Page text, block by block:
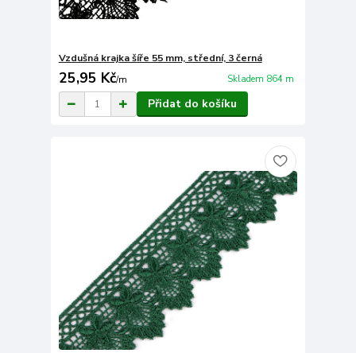
Vzdušná krajka šíře 55 mm, střední, 3 černá
25,95 Kč/m Skladem 864 m
Přidat do košíku